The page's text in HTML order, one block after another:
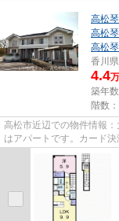
高松
高松
高松
香川県
4.4
築年
階数
高松市近辺での物件情報
はアパートです。カード
きます。お客様のご希望に